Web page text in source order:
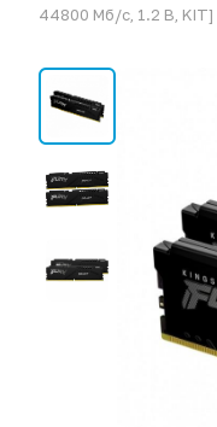
44800 Мб/с, 1.2 В, KIT]